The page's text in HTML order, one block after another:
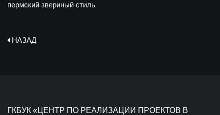
пермский звериный стиль
НАЗАД
ГКБУК «ЦЕНТР ПО РЕАЛИЗАЦИИ ПРОЕКТОВ В